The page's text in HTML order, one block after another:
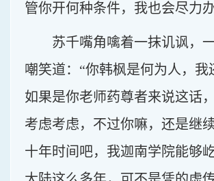
管你开何种条件，我也会尽力
苏千嘴角噙着一抹讥讽，
嘲笑道：“你韩枫是何为人，我
如果是你老师药尊者来说这话
考虑考虑，不过你嘛，还是继
十年时间吧，我迦南学院能够